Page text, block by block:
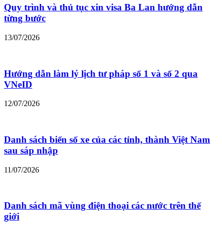
Quy trình và thủ tục xin visa Ba Lan hướng dẫn
từng bước
13/07/2026
Hướng dẫn làm lý lịch tư pháp số 1 và số 2 qua
VNeID
12/07/2026
Danh sách biển số xe của các tỉnh, thành Việt Nam
sau sáp nhập
11/07/2026
Danh sách mã vùng điện thoại các nước trên thế
giới